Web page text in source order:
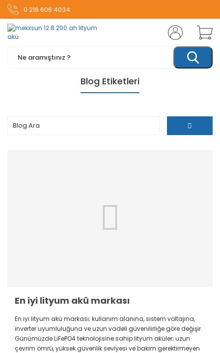
0 216 606 4034
Blog Etiketleri
En iyi lityum akü markası
En iyi lityum akü markası; kullanım alanına, sistem voltajına,
inverter uyumluluğuna ve uzun vadeli güvenilirliğe göre değişir.
Günümüzde LiFePO4 teknolojisine sahip lityum aküler; uzun
çevrim ömrü, yüksek güvenlik seviyesi ve bakım gerektirmeyen